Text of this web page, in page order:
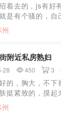
着去的，js有好
是有个骚的，自
操，当然得自备
附近私房熟妇
28 450 3
的，胸大，不下
挺紧致的，摸起
有点松 完事了